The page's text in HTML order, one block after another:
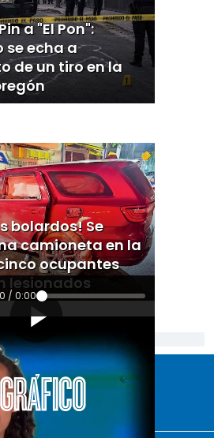
a "El Pon":
se echa a
de un tiro en la
bolardos! Se
camioneta en la
ocupantes
lesionados
/ 0:00
[Publicidad]